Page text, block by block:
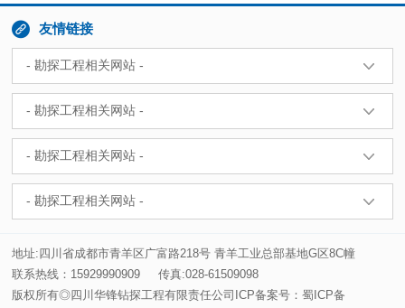
 友情链接
地址:四川省成都市青羊区广富路218号 青羊工业总部基地G区8C幢
联系热线：15929990909
传真:028-61509098
版权所有◎四川华锋钻探工程有限责任公司ICP备案号：蜀ICP备